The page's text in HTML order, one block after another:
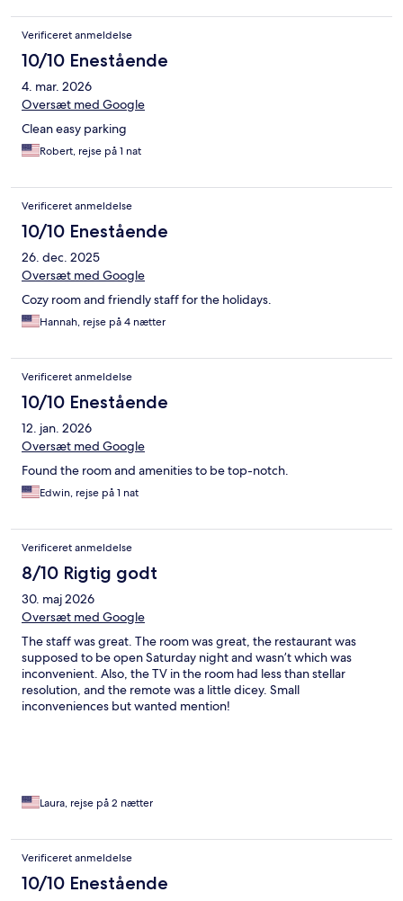
Verificeret anmeldelse
10/10 Enestående
4. mar. 2026
Oversæt med Google
Clean easy parking
Robert, rejse på 1 nat
Verificeret anmeldelse
10/10 Enestående
26. dec. 2025
Oversæt med Google
Cozy room and friendly staff for the holidays.
Hannah, rejse på 4 nætter
Verificeret anmeldelse
10/10 Enestående
12. jan. 2026
Oversæt med Google
Found the room and amenities to be top-notch.
Edwin, rejse på 1 nat
Verificeret anmeldelse
8/10 Rigtig godt
30. maj 2026
Oversæt med Google
The staff was great. The room was great, the restaurant was
supposed to be open Saturday night and wasn’t which was
inconvenient. Also, the TV in the room had less than stellar
resolution, and the remote was a little dicey. Small
inconveniences but wanted mention!
Laura, rejse på 2 nætter
Verificeret anmeldelse
10/10 Enestående